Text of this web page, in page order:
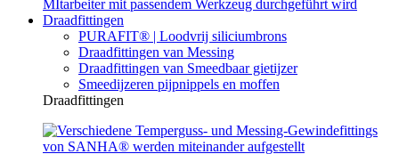
Draadfittingen
PURAFIT® | Loodvrij siliciumbrons
Draadfittingen van Messing
Draadfittingen van Smeedbaar gietijzer
Smeedijzeren pijpnippels en moffen
Draadfittingen